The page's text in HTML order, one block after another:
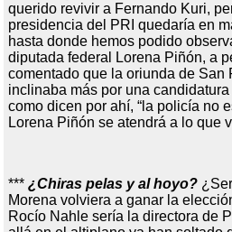
querido revivir a Fernando Kuri,
presidencia del PRI quedaría en
hasta donde hemos podido
diputada federal Lorena Piñón, a
comentado que la oriunda de San
inclinaba más por una
como dicen por ahí, “la policía no
Lorena Piñón se atendrá a lo
*** ¿Chiras pelas y al hoyo?
Morena volviera a ganar la
Rocío Nahle sería la directora de